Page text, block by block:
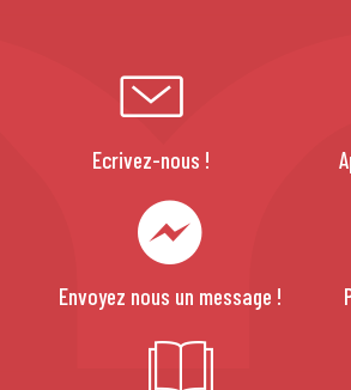
Ecrivez-nous !
Envoyez nous un message !